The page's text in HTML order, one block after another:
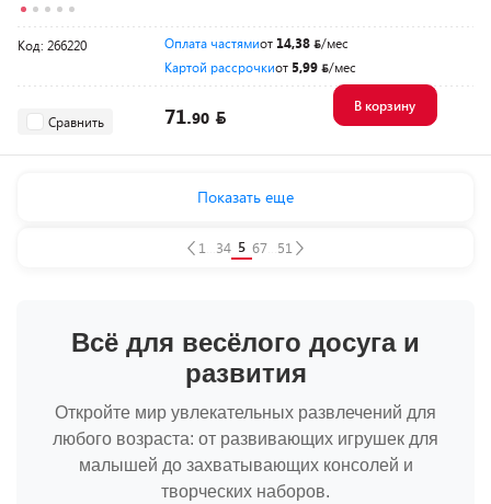
Код: 266220 Оплата частямиот 14,38
/мес
Картой рассрочкиот 5,99 /мес
Сравнить 71.90
В корзину
Показать еще
1 34 5 67 51
Всё для весёлого досуга и
развития
Откройте мир увлекательных развлечений для
любого возраста: от развивающих игрушек для
малышей до захватывающих консолей и
творческих наборов.